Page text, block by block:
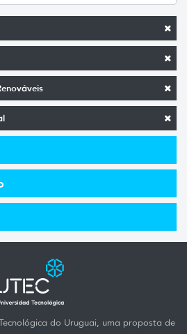
do Uruguai, uma proposta de